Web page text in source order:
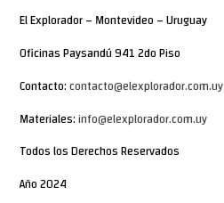
El Explorador – Montevideo – Uruguay
Oficinas Paysandú 941 2do Piso
Contacto:contacto@elexplorador.com.uy
Materiales:info@elexplorador.com.uy
Todos los Derechos Reservados
Año 2024